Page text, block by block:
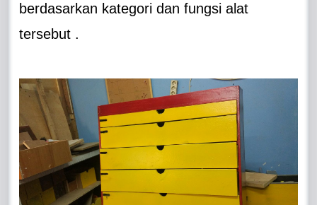
berdasarkan kategori dan fungsi alat
tersebut .